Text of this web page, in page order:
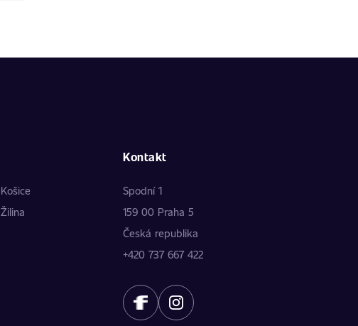
Košice
Žilina
Kontakt
Spodní 1
159 00 Praha 5
Česká republika
+420 737 667 422